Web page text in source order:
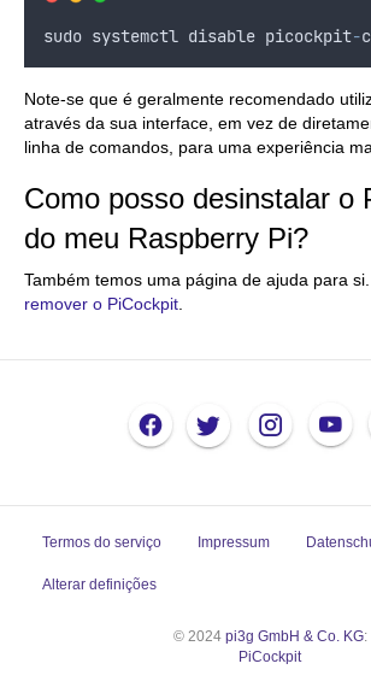
sudo systemctl disable picockpit-
Note-se que é geralmente recomendado
através da sua interface, em vez de
linha de comandos, para uma experiência
Como posso desinstalar o
do meu Raspberry Pi?
Também temos uma página de ajuda para si.
remover o PiCockpit
Termos do serviço Impressum
Alterar definições
© 2024 pi3g GmbH & Co. KG:
PiCockpit